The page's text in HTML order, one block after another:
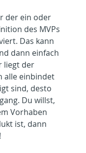
der ein oder
des MVPs
Das kann
dann einfach
liegt der
alle einbindet
sind, desto
Du willst,
Vorhaben
ist, dann